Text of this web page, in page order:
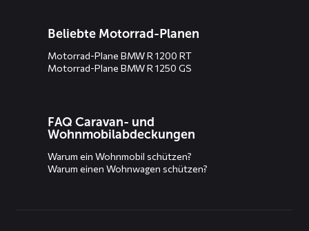
Beliebte Motorrad-Planen
Motorrad-Plane BMW R 1200 RT
Motorrad-Plane BMW R 1250 GS
FAQ Caravan- und
Wohnmobilabdeckungen
Warum ein Wohnmobil schützen?
Warum einen Wohnwagen schützen?